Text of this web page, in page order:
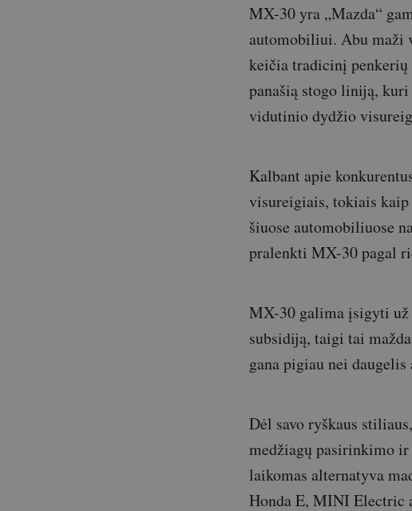
MX-30 yra „Mazda“
automobiliui. Abu maži
keičia tradicinį penkerių
panašią stogo liniją,
vidutinio dydžio
Kalbant apie
visureigiais, tokiais kaip
šiuose automobiliuose
pralenkti MX-30 pagal
MX-30 galima įsigyti už
subsidiją, taigi tai
gana pigiau nei
Dėl savo ryškaus
medžiagų pasirinkimo
laikomas alternatyva
Honda E, MINI Electric